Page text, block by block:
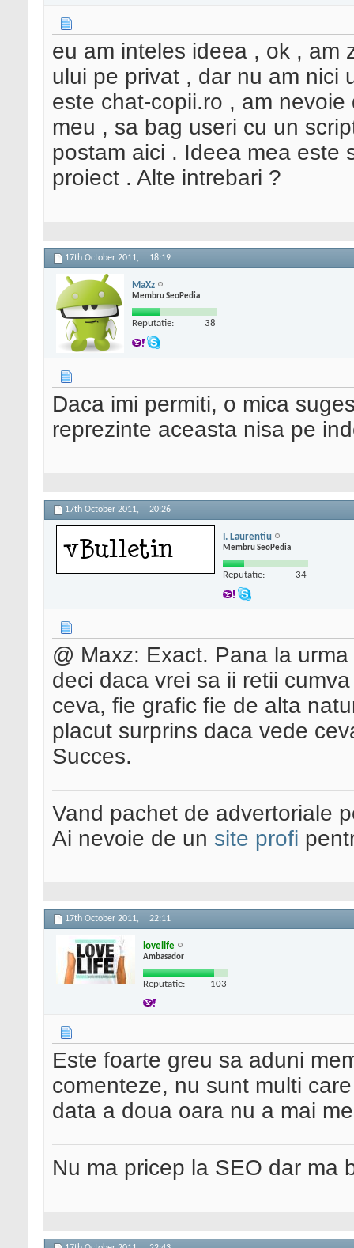
eu am inteles ideea , ok , am
ului pe privat , dar nu am nici
este chat-copii.ro , am
meu , sa bag useri cu un
postam aici . Ideea mea este
proiect . Alte intrebari ?
17th October 2011, 18:19
MaXz
Membru SeoPedia
Reputatie: 38
Daca imi permiti, o mica
reprezinte aceasta nisa pe
17th October 2011, 20:26
I. Laurentiu
Membru SeoPedia
Reputatie: 34
@ Maxz: Exact. Pana la
deci daca vrei sa ii retii
ceva, fie grafic fie de alta
placut surprins daca vede
Succes.
Vand pachet de advertoriale
Ai nevoie de un site profi
17th October 2011, 22:11
lovelife
Ambasador
Reputatie: 103
Este foarte greu sa aduni
comenteze, nu sunt multi
data a doua oara nu a mai
Nu ma pricep la SEO dar ma